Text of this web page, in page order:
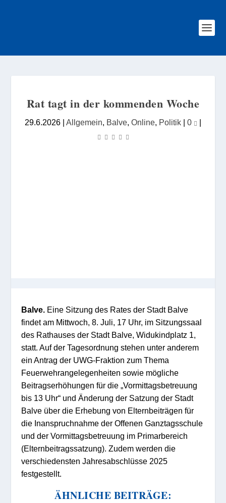
Rat tagt in der kommenden Woche
29.6.2026 | Allgemein, Balve, Online, Politik | 0 |
Balve. Eine Sitzung des Rates der Stadt Balve
findet am Mittwoch, 8. Juli, 17 Uhr, im Sitzungssaal
des Rathauses der Stadt Balve, Widukindplatz 1,
statt. Auf der Tagesordnung stehen unter anderem
ein Antrag der UWG-Fraktion zum Thema
Feuerwehrangelegenheiten sowie mögliche
Beitragserhöhungen für die „Vormittagsbetreuung
bis 13 Uhr“ und Änderung der Satzung der Stadt
Balve über die Erhebung von Elternbeiträgen für
die Inanspruchnahme der Offenen Ganztagsschule
und der Vormittagsbetreuung im Primarbereich
(Elternbeitragssatzung). Zudem werden die
verschiedensten Jahresabschlüsse 2025
festgestellt.
ÄHNLICHE BEITRÄGE: